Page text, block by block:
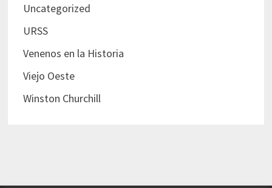
Uncategorized
URSS
Venenos en la Historia
Viejo Oeste
Winston Churchill